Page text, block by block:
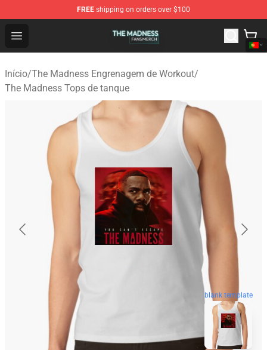
FREE shipping on orders over $100
Open menu
The Madness Shop - Official The Madness Merchandise
Início/The Madness Engrenagem de Workout/
The Madness Tops de tanque
blank template